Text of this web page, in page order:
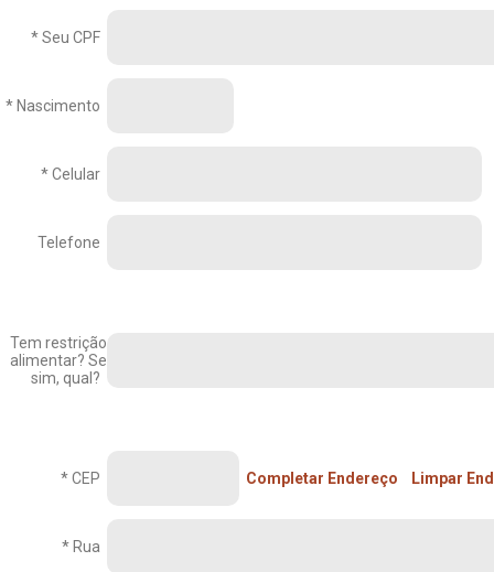
* Seu CPF
* Nascimento
* Celular
Telefone
Tem restrição
alimentar? Se
sim, qual?
* CEP Completar Endereço Limpar
* Rua